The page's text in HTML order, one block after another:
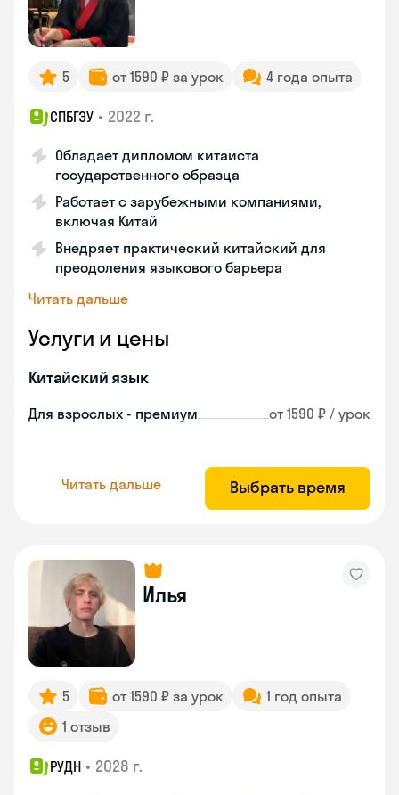
5 от 1590 ₽ за урок 4 года опыта
СПБГЭУ • 2022 г.
Обладает дипломом китаиста
государственного образца
Работает с зарубежными компаниями,
включая Китай
Внедряет практический китайский для
преодоления языкового барьера
Читать дальше
Услуги и цены
Китайский язык
Для взрослых - премиум от 1590 ₽ / урок
Читать дальше Выбрать время
Илья
5 от 1590 ₽ за урок
1 год опыта
1 отзыв
РУДН • 2028 г.